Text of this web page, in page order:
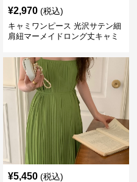
¥2,970 (税込)
キャミワンピース 光沢サテン細
肩紐マーメイドロング丈キャミ
¥5,450 (税込)